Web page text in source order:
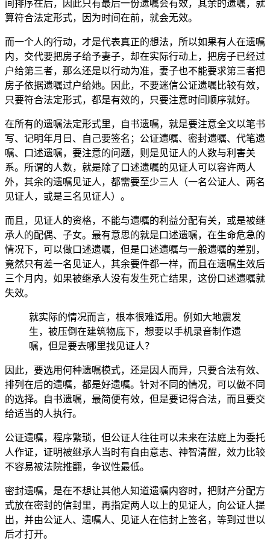
间排序在后，因此只有最后一份遗嘱会有效，其余的遗嘱，就
算符合法定形式，
因为时间在前，就会无效。
而一个人的行动，才是代表真正的想法，所以如果有人在遗嘱
内，交代要把房子给予妻子，却在实际行动上，把房子已经过
户给第三者，那么还是以行动为准，妻子也不能要求第三者把
房子依据遗嘱过户给她。因此，不要迷信公证遗嘱比较有效，
只要符合法定形式，都是有效的，只要注意时间顺序就好。
在所有的遗嘱法定形式里，自书遗嘱，就是要注意全文以笔书
写、记明年月日、自己要签名；公证遗嘱、密封遗嘱、代笔遗
嘱、口述遗嘱，要注意的问题，则是见证人的人数与利害关
系。所谓的人数，就是除了口述遗嘱的见证人可以容许两人
外，其余的遗嘱见证人，都需要至少三人（一名公证人、两名
见证人，或是三名见证人）。
而且，见证人的资格，不能与遗嘱的利益分配有关，或是被继
承人的配偶、子女。最有意思的就是口述遗嘱，在生命危急的
情况下，可以做口述遗嘱，但是口述遗嘱与一般遗嘱的差别，
竟然只有差一名见证人，其余要件都一样，而且在遗嘱生效后
三个月内，如果被继承人没有发生死亡结果，这份口述遗嘱就
失效。
就实际的情况而言，根本很难适用。例如大地震发
生，被压倒在建筑物底下，想要以手机录音制作遗
嘱，但是要去哪里找见证人？
因此，要选用何种遗嘱模式，还是因人而异，只要合法有效、
排列在后的遗嘱，都是好遗嘱。针对不同的情况，可以做不同
的选择。自书遗嘱，最简便有效，但是要记得合法， 而且要交
给适当的人执行。
公证遗嘱，程序繁琐，但公证人往往可以未来在法庭上为委托
人作证，证明被继承人当时有自由意志、神智清醒，效力比较
不容易被法院推翻，争议性最低。
密封遗嘱，是在不想让其他人知道遗嘱内容时，把财产分配方
式放在密封的信封里，再指定两人以上的见证人 ，向公证人提
出，并由公证人、遗嘱人、见证人在信封上签名，等到过世以
后才打开。